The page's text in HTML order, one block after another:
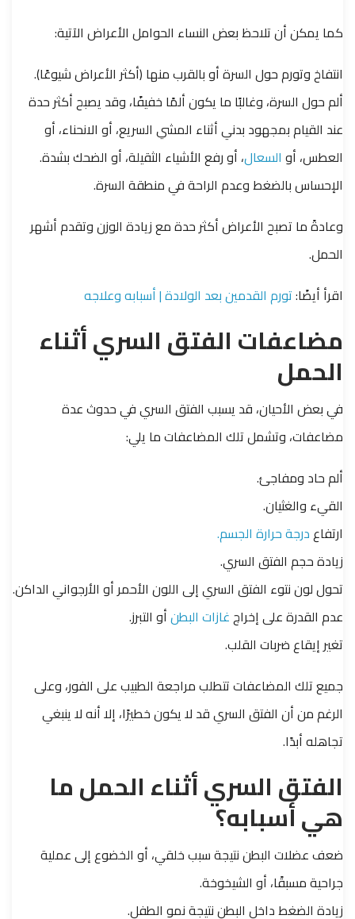
كما يمكن أن تلاحظ بعض النساء الحوامل الأعراض الآتية:
انتفاخ وتورم حول السرة أو بالقرب منها (أكثر الأعراض شيوعًا).
ألم حول السرة، وغالبًا ما يكون ألمًا خفيفًا، وقد يصبح أكثر حدة
عند القيام بمجهود بدني أثناء المشي السريع، أو الانحناء، أو
العطس، أو السعال، أو رفع الأشياء الثقيلة، أو الضحك بشدة.
الإحساس بالضغط وعدم الراحة في منطقة السرة.
وعادةً ما تصبح الأعراض أكثر حدة مع زيادة الوزن وتقدم أشهر
الحمل.
اقرأ أيضًا:تورم القدمين بعد الولادة | أسبابه وعلاجه
مضاعفات الفتق السري أثناء
الحمل
في بعض الأحيان، قد يسبب الفتق السري في حدوث عدة
مضاعفات، وتشمل تلك المضاعفات ما يلي:
ألم حاد ومفاجئ.
القيء والغثيان.
ارتفاعدرجة حرارة الجسم.
زيادة حجم الفتق السري.
تحول لون نتوء الفتق السري إلى اللون الأحمر أو الأرجواني الداكن.
عدم القدرة على إخراجغازات البطنأو التبرز.
تغير إيقاع ضربات القلب.
جميع تلك المضاعفات تتطلب مراجعة الطبيب على الفور، وعلى
الرغم من أن الفتق السري قد لا يكون خطيرًا، إلا أنه لا ينبغي
تجاهله أبدًا.
الفتق السري أثناء الحمل ما
هي أسبابه؟
ضعف عضلات البطن نتيجة سبب خلقي، أو الخضوع إلى عملية
جراحية مسبقًا، أو الشيخوخة.
زيادة الضغط داخل البطن نتيجة نمو الطفل.